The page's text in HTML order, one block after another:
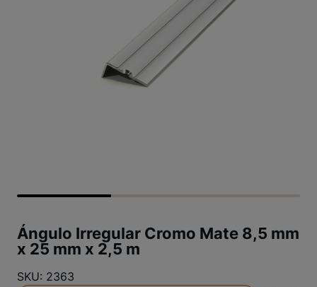
Ángulo Irregular Cromo Mate 8,5 mm
x 25 mm x 2,5 m
SKU: 2363